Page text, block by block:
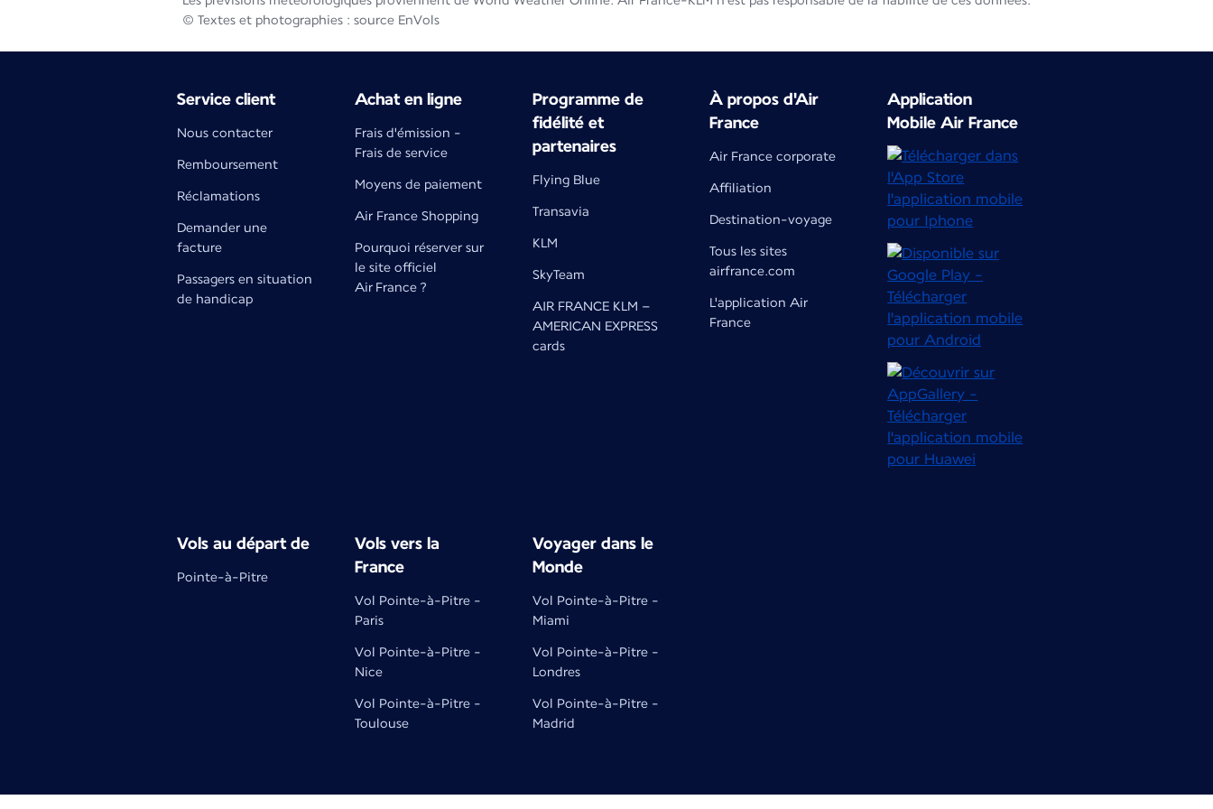
© Textes et photographies : source EnVols
Service client
Nous contacter
Remboursement
Réclamations
Demander une
facture
Passagers en situation
de handicap
Achat en ligne
Frais d'émission -
Frais de service
Moyens de paiement
Air France Shopping
Pourquoi réserver sur
le site officiel
Air France ?
Programme de
fidélité et
partenaires
Flying Blue
Transavia
KLM
SkyTeam
AIR FRANCE KLM –
AMERICAN EXPRESS
cards
À propos d'Air
France
Air France corporate
Affiliation
Destination-voyage
Tous les sites
airfrance.com
L'application Air
France
Application
Mobile Air France
Vols au départ de
Pointe-à-Pitre
Vols vers la
France
Vol Pointe-à-Pitre -
Paris
Vol Pointe-à-Pitre -
Nice
Vol Pointe-à-Pitre -
Toulouse
Voyager dans le
Monde
Vol Pointe-à-Pitre -
Miami
Vol Pointe-à-Pitre -
Londres
Vol Pointe-à-Pitre -
Madrid